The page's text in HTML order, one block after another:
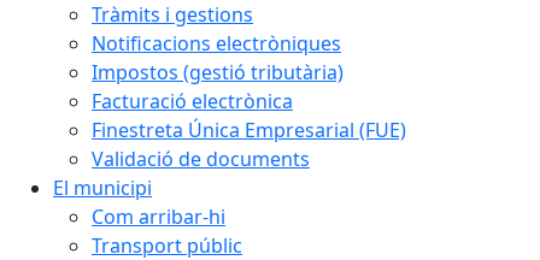
Tràmits i gestions
Notificacions electròniques
Impostos (gestió tributària)
Facturació electrònica
Finestreta Única Empresarial (FUE)
Validació de documents
El municipi
Com arribar-hi
Transport públic